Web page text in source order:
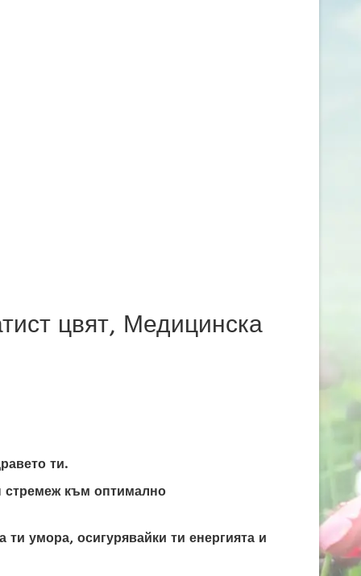
цвят, Медицинска
ти.
стремеж към оптимално
умора, осигурявайки ти енергията и